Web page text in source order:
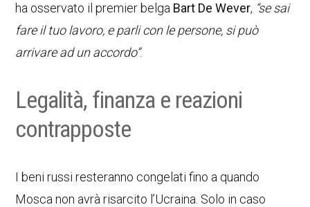
ha osservato il premier belga Bart De Wever, “se sai
fare il tuo lavoro, e parli con le persone, si può
arrivare ad un accordo”.
Legalità, finanza e reazioni
contrapposte
I beni russi resteranno congelati fino a quando
Mosca non avrà risarcito l’Ucraina. Solo in caso